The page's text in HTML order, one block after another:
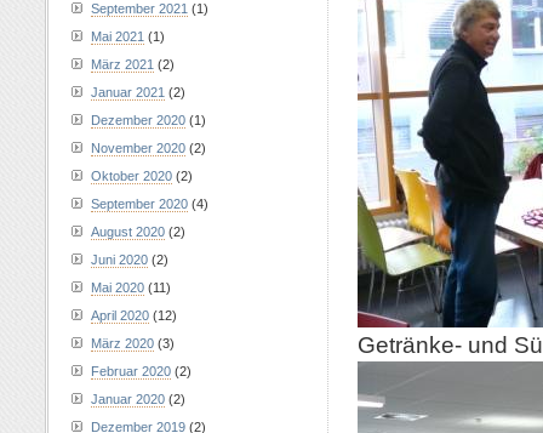
Getränke- und
September 2021 (1)
Mai 2021 (1)
März 2021 (2)
Januar 2021 (2)
Dezember 2020 (1)
November 2020 (2)
Oktober 2020 (2)
September 2020 (4)
August 2020 (2)
Juni 2020 (2)
Mai 2020 (11)
April 2020 (12)
März 2020 (3)
Februar 2020 (2)
Januar 2020 (2)
Dezember 2019 (2)